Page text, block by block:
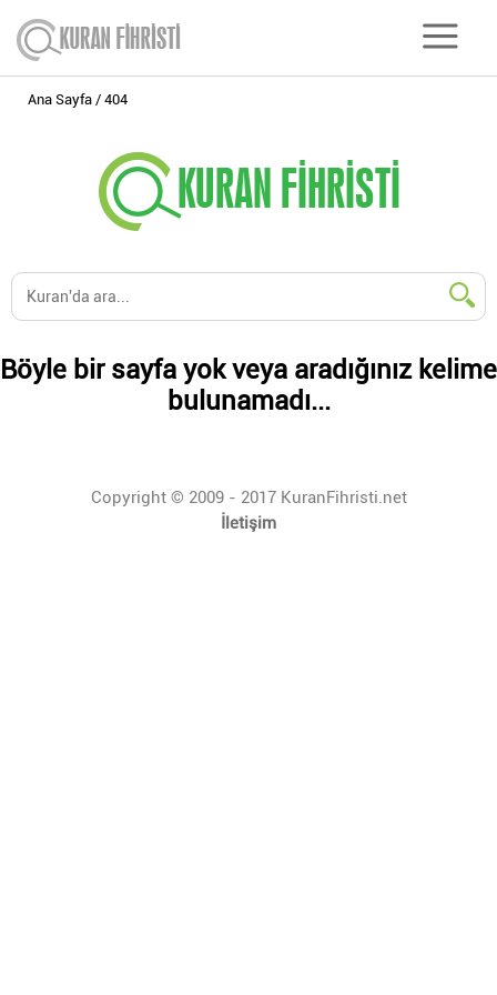
Ana Sayfa 404
Böyle bir sayfa yok veya aradığınız kelime
bulunamadı...
Copyright © 2009 - 2017 KuranFihristi.net
İletişim